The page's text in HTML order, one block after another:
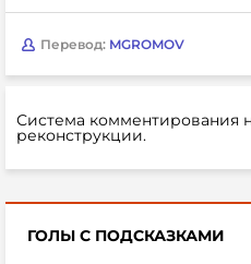
Перевод: MGROMOV
Система комментирования
реконструкции.
ГОЛЫ С ПОДСКАЗКАМИ